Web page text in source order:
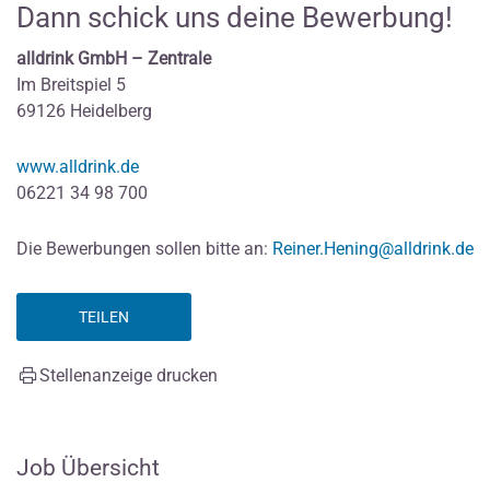
Dann schick uns deine Bewerbung!
alldrink GmbH – Zentrale
Im Breitspiel 5
69126 Heidelberg
www.alldrink.de
06221 34 98 700
Die Bewerbungen sollen bitte an: Reiner.Hening@alldrink.de
TEILEN
Stellenanzeige drucken
Job Übersicht